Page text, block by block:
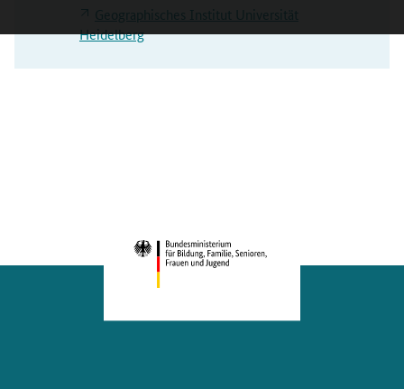
Geographisches Institut Universität
Heidelberg